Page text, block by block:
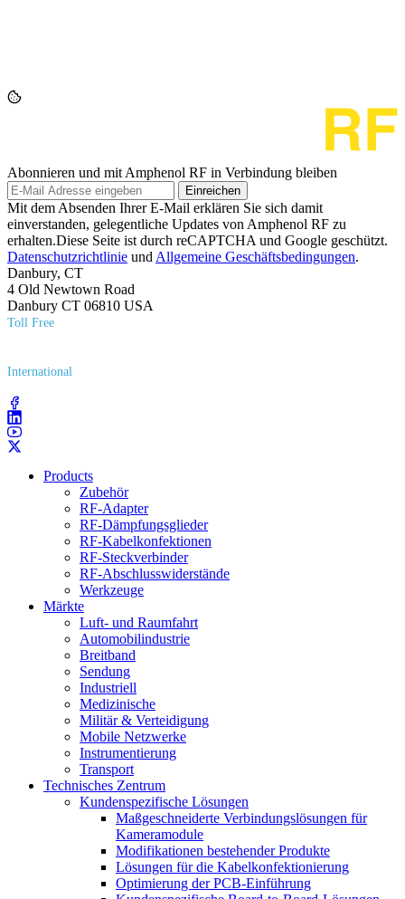
Abonnieren und mit Amphenol RF in Verbindung bleiben
Einreichen
Mit dem Absenden Ihrer E-Mail erklären Sie sich damit
einverstanden, gelegentliche Updates von Amphenol RF zu
erhalten.Diese Seite ist durch reCAPTCHA und Google geschützt.
Datenschutzrichtlinie und Allgemeine Geschäftsbedingungen.
Danbury, CT
4 Old Newtown Road
Danbury CT 06810 USA
Toll Free
International
Products
Zubehör
RF-Adapter
RF-Dämpfungsglieder
RF-Kabelkonfektionen
RF-Steckverbinder
RF-Abschlusswiderstände
Werkzeuge
Märkte
Luft- und Raumfahrt
Automobilindustrie
Breitband
Sendung
Industriell
Medizinische
Militär & Verteidigung
Mobile Netzwerke
Instrumentierung
Transport
Technisches Zentrum
Kundenspezifische Lösungen
Maßgeschneiderte Verbindungslösungen für
Kameramodule
Modifikationen bestehender Produkte
Lösungen für die Kabelkonfektionierung
Optimierung der PCB-Einführung